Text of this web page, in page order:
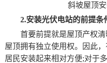
斜坡屋顶
2.安装光伏电站的前提条
首要前提就是屋顶产权
屋顶拥有独立使用权。因此
居民安装起来相对方便;对于